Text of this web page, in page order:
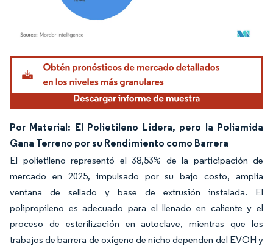
Imagen © Mordor Intelligence. El uso requiere atribución según CC BY 4.0.
Por Material: El Polietileno Lidera, pero la Poliamida
Gana Terreno por su Rendimiento como Barrera
El polietileno representó el 38,53% de la participación de
mercado en 2025, impulsado por su bajo costo, amplia
ventana de sellado y base de extrusión instalada. El
polipropileno es adecuado para el llenado en caliente y el
proceso de esterilización en autoclave, mientras que los
trabajos de barrera de oxígeno de nicho dependen del EVOH y